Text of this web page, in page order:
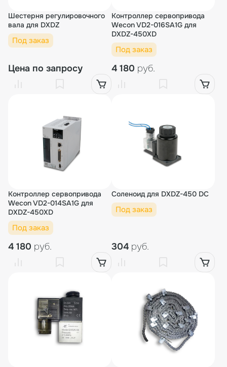
Шестерня регулировочного
вала для DXDZ
Под заказ
Цена по запросу
Контроллер сервопривода
Wecon VD2-016SA1G для
DXDZ-450XD
Под заказ
4 180 руб.
Контроллер сервопривода
Wecon VD2-014SA1G для
DXDZ-450XD
Под заказ
4 180 руб.
Соленоид для DXDZ-450 DC
Под заказ
304 руб.